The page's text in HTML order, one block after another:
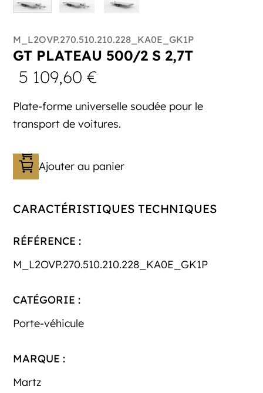
M_L2OVP.270.510.210.228_KA0E_GK1P
GT PLATEAU 500/2 S 2,7T
5 109,60€
Plate-forme universelle soudée pour le
transport de voitures.
Ajouter au panier
CARACTÉRISTIQUES TECHNIQUES
RÉFÉRENCE :
M_L2OVP.270.510.210.228_KA0E_GK1P
CATÉGORIE :
Porte-véhicule
MARQUE :
Martz